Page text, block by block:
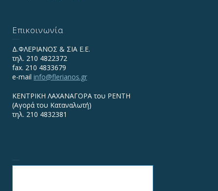
Επικοινωνία
Δ.ΦΛΕΡΙΑΝΟΣ & ΣΙΑ Ε.Ε.
τηλ. 210 4822372
fax. 210 4833679
e-mail info@flerianos.gr
ΚΕΝΤΡΙΚΗ ΛΑΧΑΝΑΓΟΡΑ του ΡΕΝΤΗ
(Αγορά του Καταναλωτή)
τηλ. 210 4832381